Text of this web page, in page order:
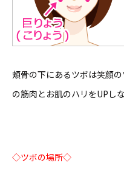
頬骨の下にあるツボは笑顔
の筋肉とお肌のハリをUPし
◇ツボの場所◇